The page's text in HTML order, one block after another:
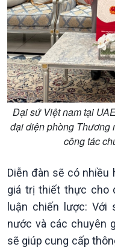
Khởi nghiệp
Tuyên chiến với gian lận
thương mại
Xã hội
Tin Đời sống & Xã hội
360 độ Sức khỏe
Chuyển đổi Xanh
Đại sứ Việt nam tại
đại diện phòng Thương
công tác
Diễn đàn sẽ có nhiều
giá trị thiết thực cho
luận chiến lược:
nước và các chuyên
sẽ giúp cung cấp